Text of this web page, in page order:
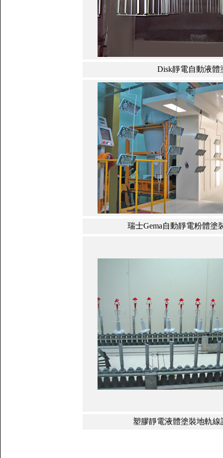
Disk靜電自動液體塗
瑞士Gema自動靜電粉體塗
塑膠靜電液體塗裝地軌線